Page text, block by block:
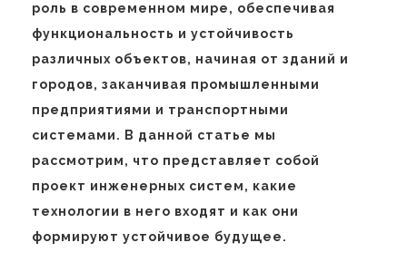
роль в современном мире, обеспечивая
функциональность и устойчивость
различных объектов, начиная от зданий и
городов, заканчивая промышленными
предприятиями и транспортными
системами. В данной статье мы
рассмотрим, что представляет собой
проект инженерных систем, какие
технологии в него входят и как они
формируют устойчивое будущее.